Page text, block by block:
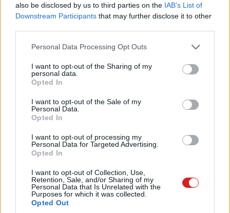
also be disclosed by us to third parties on the IAB’s List of
Downstream Participants that may further disclose it to other
Please note that this website/app uses one or more Google
not limited to your visit or usage behaviour. You may click to
grant or deny consent to Google and its third-party tags to
use your data for below specified purposes in below Google
consent section.
Personal Data Processing Opt Outs
I want to opt-out of the Sharing of my
personal data.
Opted In
I want to opt-out of the Sale of my
Personal Data.
Opted In
I want to opt-out of processing my
Personal Data for Targeted Advertising.
Opted In
I want to opt-out of Collection, Use,
Retention, Sale, and/or Sharing of my
Personal Data that Is Unrelated with the
Purposes for which it was collected.
Opted Out
Az Android Police információi szerint a
"kizsákmányoló"
szolgáltatását. A projekt célja, hogy a cég külsőleg eddig
nem éppen változatos okostelefonjait már a vásárlás
hátlap mellett élő háttérképeket is tervezhetünk, hogy
némi felár ellenében valóban személyessé tegyük
kedvenc eszközünket.